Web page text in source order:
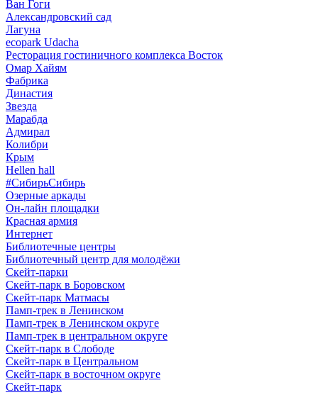
Ван Гоги
Александровский сад
Лагуна
ecopark Udacha
Ресторация гостиничного комплекса Восток
Омар Хайям
Фабрика
Династия
Звезда
Марабда
Адмирал
Колибри
Крым
Hellen hall
#СибирьСибирь
Озерные аркады
Он-лайн площадки
Красная армия
Интернет
Библиотечные центры
Библиотечный центр для молодёжи
Скейт-парки
Скейт-парк в Боровском
Скейт-парк Матмасы
Памп-трек в Ленинском
Памп-трек в Ленинском округе
Памп-трек в центральном округе
Скейт-парк в Слободе
Скейт-парк в Центральном
Скейт-парк в восточном округе
Скейт-парк